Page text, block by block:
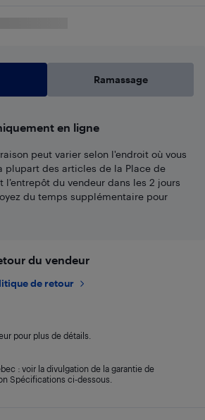
Ramassage
en ligne
peut varier selon l'endroit où vous
plupart des articles de la Place de
l’entrepôt du vendeur dans les 2 jours
du temps supplémentaire pour
du vendeur
de retour
pour plus de détails.
: voir la divulgation de la garantie de
Spécifications ci-dessous.